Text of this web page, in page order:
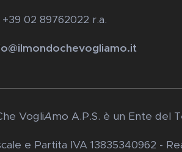
+39 02 89762022 r.a.
VogliAmo A.P.S. è un Ente del
e Partita IVA 13835340962 -